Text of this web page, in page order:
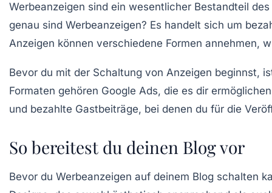
Werbeanzeigen sind ein wesentlicher Bestandteil
genau sind Werbeanzeigen? Es handelt sich um
Anzeigen können verschiedene Formen annehmen,
Bevor du mit der Schaltung von Anzeigen beginnst,
Formaten gehören Google Ads, die es dir
und bezahlte Gastbeiträge, bei denen du für die
So bereitest du deinen Blog vor
Bevor du Werbeanzeigen auf deinem Blog schalten